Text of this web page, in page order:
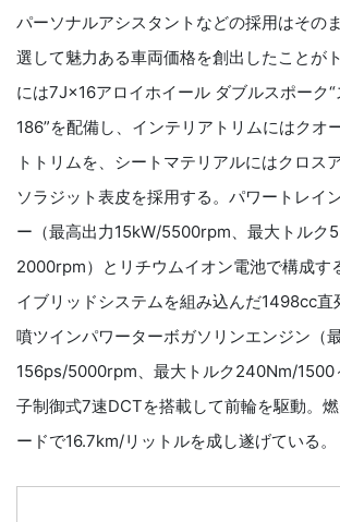
パーソナルアシスタントなどの採用はその
選して魅力ある車両価格を創出したことが
には7J×16アロイホイール ダブルスポーク
186”を配備し、インテリアトリムにはクオ
トトリムを、シートマテリアルにはクロス
ソラジット表皮を採用する。パワートレイ
ー（最高出力15kW/5500rpm、最大トルク
2000rpm）とリチウムイオン電池で構成す
イブリッドシステムを組み込んだ1498cc直
噴ツインパワーターボガソリンエンジン（
156ps/5000rpm、最大トルク240Nm/
子制御式7速DCTを搭載して前輪を駆動。
ードで16.7km/リットルを成し遂げている。